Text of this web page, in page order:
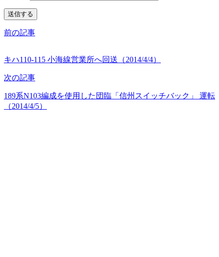
前の記事
キハ110-115 小海線営業所へ回送（2014/4/4）
次の記事
189系N103編成を使用した団臨「信州スイッチバック」 運転
（2014/4/5）